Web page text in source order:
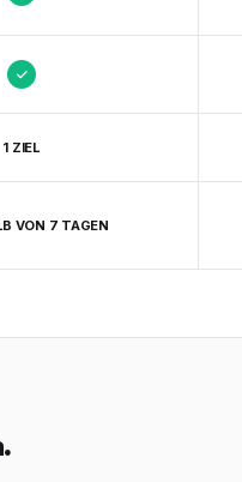
1 ZIEL
VON 7 TAGEN